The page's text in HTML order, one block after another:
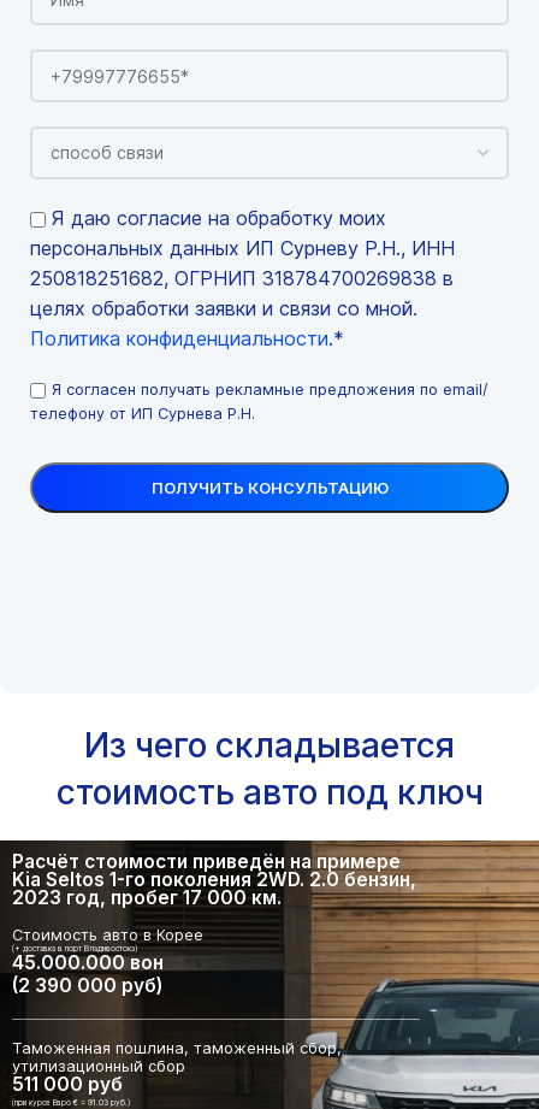
Я даю согласие на обработку моих
персональных данных ИП Сурневу Р.Н., ИНН
250818251682, ОГРНИП 318784700269838 в
целях обработки заявки и связи со мной.
Политика конфиденциальности.*
Я согласен получать рекламные предложения по email/
телефону от ИП Сурнева Р.Н.
Из чего складывается
стоимость авто под ключ
Расчёт стоимости приведён на примере
Kia Seltos 1-го поколения 2WD. 2.0 бензин,
2023 год, пробег 17 000 км.
Стоимость авто в Корее
(+ доставка в порт Владивостока)
45.000.000 вон
(2 390 000 руб)
Таможенная пошлина, таможенный сбор,
утилизационный сбор
511 000 руб
(при курсе Евро € = 91.03 руб.)